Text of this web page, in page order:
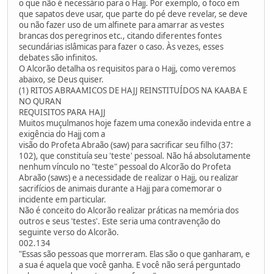
o que não é necessário para o Hajj. Por exemplo, o foco em
que sapatos deve usar, que parte do pé deve revelar, se deve
ou não fazer uso de um alfinete para amarrar as vestes
brancas dos peregrinos etc., citando diferentes fontes
secundárias islâmicas para fazer o caso. Às vezes, esses
debates são infinitos.
O Alcorão detalha os requisitos para o Hajj, como veremos
abaixo, se Deus quiser.
(1) RITOS ABRAAMICOS DE HAJJ REINSTITUÍDOS NA KAABA E
NO QURAN
REQUISITOS PARA HAJJ
Muitos muçulmanos hoje fazem uma conexão indevida entre a
exigência do Hajj com a
visão do Profeta Abraão (saw) para sacrificar seu filho (37:
102), que constituía seu 'teste' pessoal. Não há absolutamente
nenhum vínculo no "teste" pessoal do Alcorão do Profeta
Abraão (saws) e a necessidade de realizar o Hajj, ou realizar
sacrifícios de animais durante a Hajj para comemorar o
incidente em particular.
Não é conceito do Alcorão realizar práticas na memória dos
outros e seus 'testes'. Este seria uma contravenção do
seguinte verso do Alcorão.
002.134
"Essas são pessoas que morreram. Elas são o que ganharam, e
a sua é aquela que você ganha. E você não será perguntado